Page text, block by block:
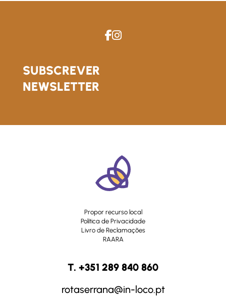
SUBSCREVER
NEWSLETTER
Propor recurso local
Política de Privacidade
Livro de Reclamações
RAARA
T. +351 289 840 860
rotaserrana@in-loco.pt